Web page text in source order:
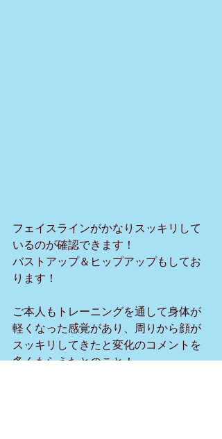
フェイスラインがかなりスッキリして
いるのが確認できます！
バストアップ＆ヒップアップもしてお
ります！
ご本人もトレーニングを通して身体が
軽くなった感覚があり、周りから顔が
スッキリしてきたと変化のコメントを
多くもらえたとのこと！